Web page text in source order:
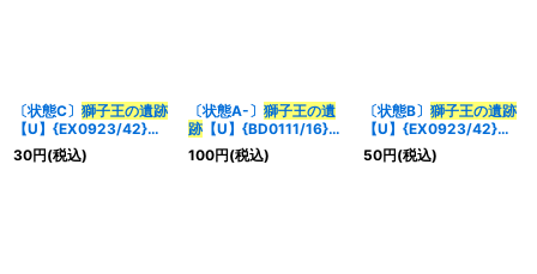
〔状態C〕 獅子王の遺跡
【U】{EX0923/42}
《自然》
30円(税込)
〔状態A-〕 獅子王の遺
跡【U】{BD0111/16}
《自然》
100円(税込)
〔状態B〕 獅子王の遺跡
【U】{EX0923/42}
《自然》
50円(税込)